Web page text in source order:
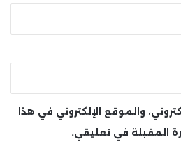
والموقع الإلكتروني في هذا
المقبلة في تعليقي.